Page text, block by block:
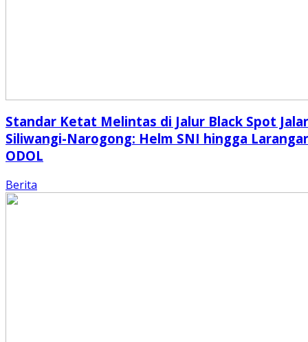
Standar Ketat Melintas di Jalur Black Spot
Siliwangi-Narogong: Helm SNI hingga
ODOL
Berita